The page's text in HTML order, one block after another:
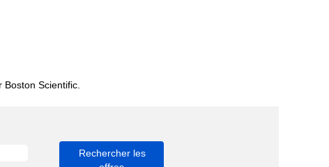
(page
Scientific.